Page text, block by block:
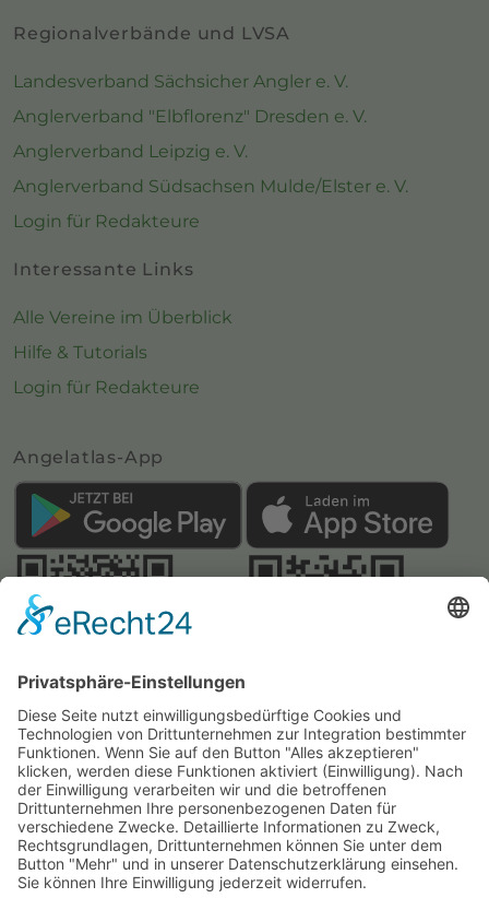
Regionalverbände und LVSA
Landesverband Sächsicher Angler e. V.
Anglerverband "Elbflorenz" Dresden e. V.
Anglerverband Leipzig e. V.
Anglerverband Südsachsen Mulde/Elster e. V.
Login für Redakteure
Interessante Links
Alle Vereine im Überblick
Hilfe & Tutorials
Login für Redakteure
Angelatlas-App
Webseite:Angelatlas Sachsen
Kontakte
Impressum